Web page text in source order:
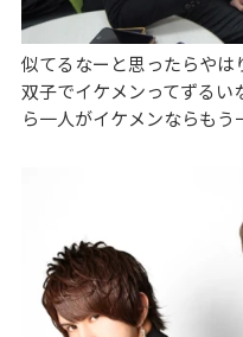
似てるなーと思ったらや
双子でイケメンってずるい
ら一人がイケメンならもう